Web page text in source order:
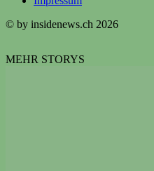
© by insidenews.ch 2026
MEHR STORYS